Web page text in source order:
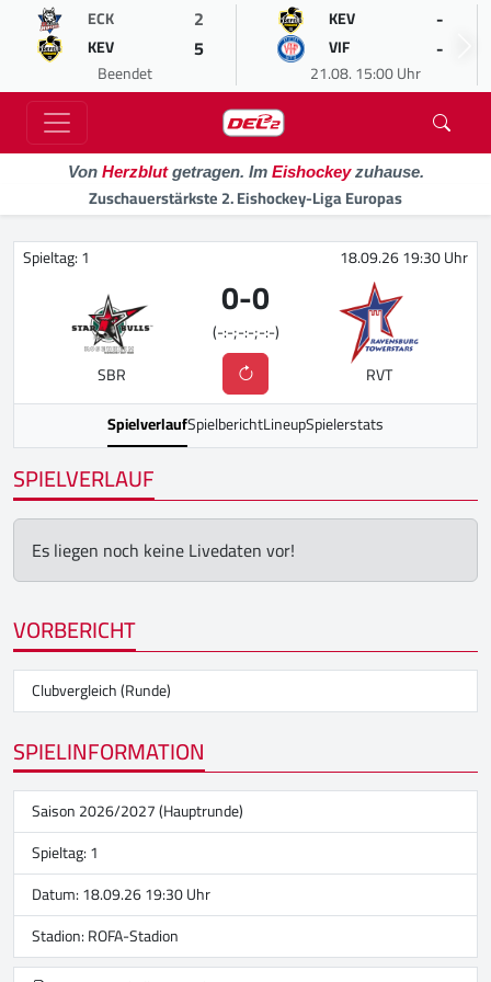
ECK 2
KEV 5
Beendet
KEV -
VIF -
21.08. 15:00 Uhr
Von Herzblutgetragen. Im Eishockeyzuhause.
Zuschauerstärkste 2. Eishockey-Liga Europas
Spieltag: 1 18.09.26 19:30 Uhr
SBR
0-0
(-:-;-:-;-:-)
RVT
SpielverlaufSpielberichtLineupSpielerstats
SPIELVERLAUF
Es liegen noch keine Livedaten vor!
VORBERICHT
Clubvergleich (Runde)
SPIELINFORMATION
Saison 2026/2027 (Hauptrunde)
Spieltag: 1
Datum: 18.09.26 19:30 Uhr
Stadion:ROFA-Stadion